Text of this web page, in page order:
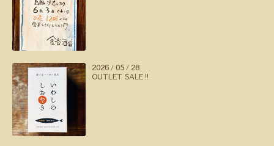
2026 / 05 / 28
OUTLET SALE‼️